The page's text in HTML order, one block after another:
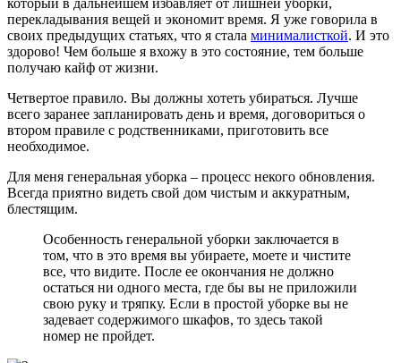
который в дальнейшем избавляет от лишней уборки,
перекладывания вещей и экономит время. Я уже говорила в
своих предыдущих статьях, что я стала минималисткой. И это
здорово! Чем больше я вхожу в это состояние, тем больше
получаю кайф от жизни.
Четвертое правило. Вы должны хотеть убираться. Лучше
всего заранее запланировать день и время, договориться о
втором правиле с родственниками, приготовить все
необходимое.
Для меня генеральная уборка – процесс некого обновления.
Всегда приятно видеть свой дом чистым и аккуратным,
блестящим.
Особенность генеральной уборки заключается в
том, что в это время вы убираете, моете и чистите
все, что видите. После ее окончания не должно
остаться ни одного места, где бы вы не приложили
свою руку и тряпку. Если в простой уборке вы не
задевает содержимого шкафов, то здесь такой
номер не пройдет.